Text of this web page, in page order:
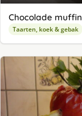
Chocolade
Taarten, koek & gebak